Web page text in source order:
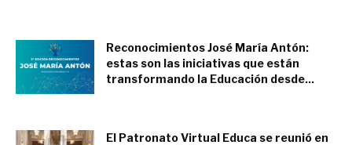
Reconocimientos José María Antón:
estas son las iniciativas que están
transformando la Educación desde...
El Patronato Virtual Educa se reunió en